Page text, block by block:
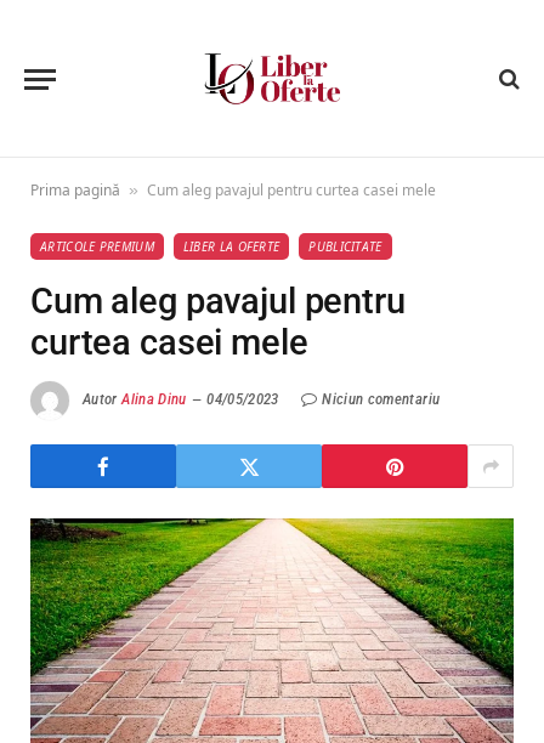
Prima pagină » Cum aleg pavajul pentru curtea casei mele
ARTICOLE PREMIUM LIBER LA OFERTE PUBLICITATE
Cum aleg pavajul pentru
curtea casei mele
Autor Alina Dinu 04/05/2023 Niciun comentariu